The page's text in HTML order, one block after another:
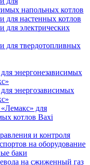
напольных котлов
для настенных котлов
для электрических
для твердотопливных
энергонезависимых
энергозависимых
для
котлов Baxi
и контроля
на оборудование
баки
на сжиженный газ